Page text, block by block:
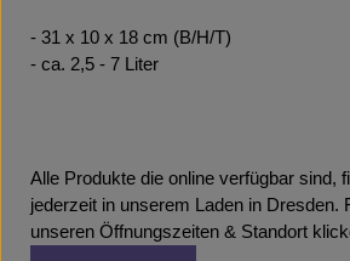
- 31 x 10 x 18 cm (B/H/T)
- ca. 2,5 - 7 Liter
Alle Produkte die online verfügbar sind,
jederzeit in unserem Laden in Dresden.
unseren Öffnungszeiten & Standort